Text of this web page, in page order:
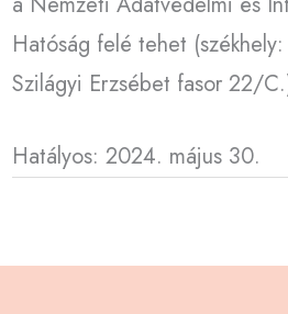
Hatóság felé tehet
Szilágyi Erzsébet fasor 22/
Hatályos: 2024. május 30.